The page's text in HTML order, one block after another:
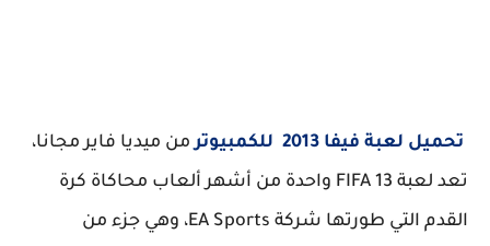
تحميل لعبة فيفا 2013 للكمبيوتر
من ميديا فاير مجانا،
تعد لعبة FIFA 13 واحدة من أشهر ألعاب محاكاة كرة
القدم التي طورتها شركة EA Sports، وهي جزء من